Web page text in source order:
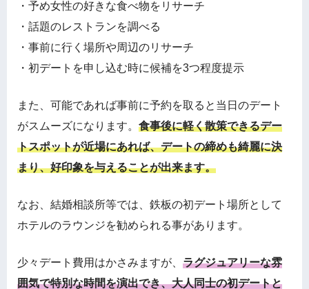
・予め女性の好きな食べ物をリサーチ
・話題のレストランを調べる
・事前に行く場所や周辺のリサーチ
・初デートを申し込む時に候補を3つ程度提示
また、可能であれば事前に予約を取ると当日のデート
がスムーズになります。 食事後に軽く散策できるデー
トスポットが近場にあれば、デートの締めも綺麗に決
まり、好印象を与えることが出来ます。
なお、結婚相談所等では、鉄板の初デート場所として
ホテルのラウンジを勧められる事があります。
少々デート費用はかさみますが、 ラグジュアリーな雰
囲気で特別な時間を演出でき、大人同士の初デートと